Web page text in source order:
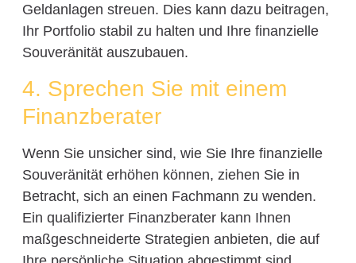
Geldanlagen streuen. Dies kann dazu beitragen,
Ihr Portfolio stabil zu halten und Ihre finanzielle
Souveränität auszubauen.
4. Sprechen Sie mit einem
Finanzberater
Wenn Sie unsicher sind, wie Sie Ihre finanzielle
Souveränität erhöhen können, ziehen Sie in
Betracht, sich an einen Fachmann zu wenden.
Ein qualifizierter Finanzberater kann Ihnen
maßgeschneiderte Strategien anbieten, die auf